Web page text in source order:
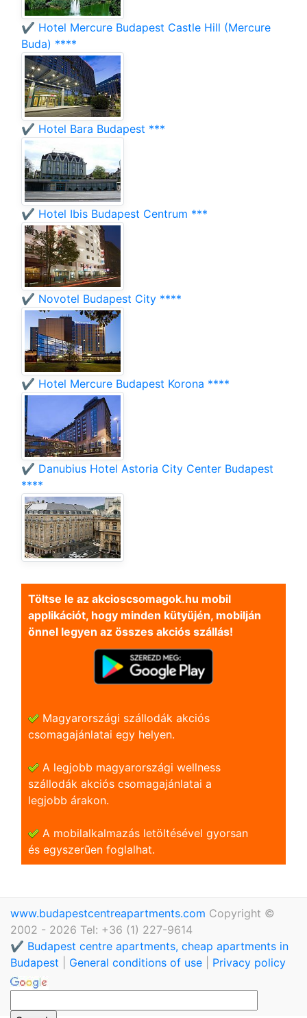
✔️ Hotel Mercure Budapest Castle Hill (Mercure
Buda) ****
✔️ Hotel Bara Budapest ***
✔️ Hotel Ibis Budapest Centrum ***
✔️ Novotel Budapest City ****
✔️ Hotel Mercure Budapest Korona ****
✔️ Danubius Hotel Astoria City Center Budapest
****
Töltse le az akcioscsomagok.hu mobil
applikációt, hogy minden kütyüjén, mobilján
önnel legyen az összes akciós szállás!
Magyarországi szállodák akciós
csomagajánlatai egy helyen.
A legjobb magyarországi wellness
szállodák akciós csomagajánlatai a
legjobb árakon.
A mobilalkalmazás letöltésével gyorsan
és egyszerũen foglalhat.
www.budapestcentreapartments.com Copyright ©
2002 - 2026 Tel: +36 (1) 227-9614
✔️ Budapest centre apartments, cheap apartments in
Budapest
General conditions of use Privacy policy